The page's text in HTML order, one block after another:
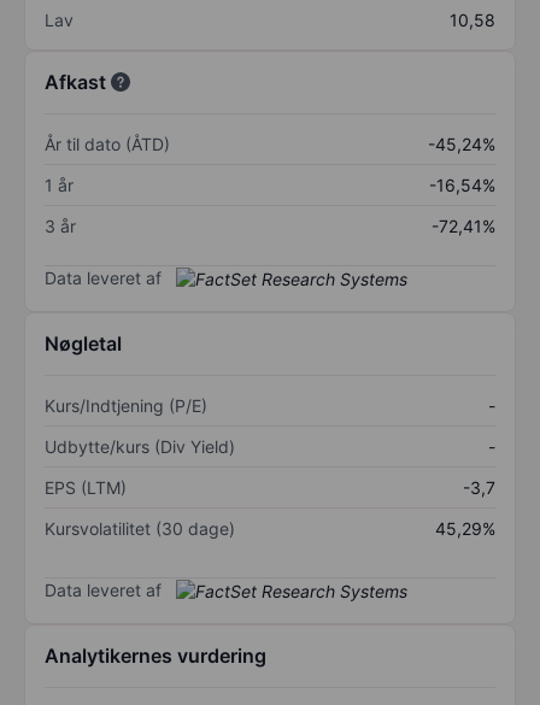
Lav
10,58
Afkast
År til dato (ÅTD)
-45,24%
1 år
-16,54%
3 år
-72,41%
Data leveret af
Nøgletal
Kurs/Indtjening (P/E)
-
Udbytte/kurs (Div Yield)
-
EPS (LTM)
-3,7
Kursvolatilitet (30 dage)
45,29%
Data leveret af
Analytikernes vurdering